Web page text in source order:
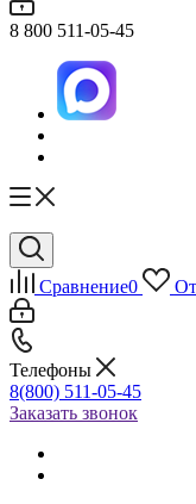
8 800 511-05-45
Сравнение0
Телефоны
8(800) 511-05-45
Заказать звонок